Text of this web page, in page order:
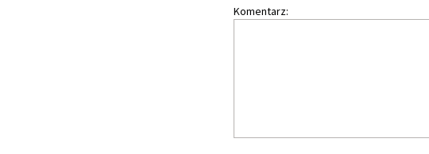
Komentarz: